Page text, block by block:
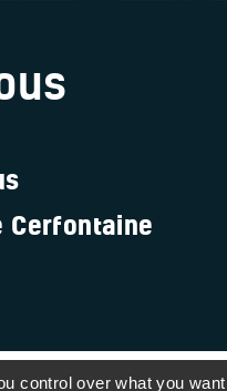
Cerfontaine
control over what you want